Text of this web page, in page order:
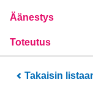
Äänestys
Toteutus
Takaisin